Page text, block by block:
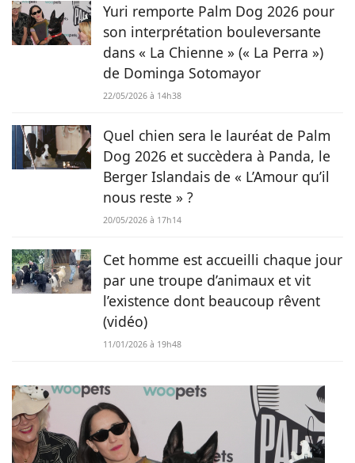
Yuri remporte Palm Dog 2026 pour
son interprétation bouleversante
dans « La Chienne » (« La Perra »)
de Dominga Sotomayor
22/05/2026 à 14h38
Quel chien sera le lauréat de Palm
Dog 2026 et succèdera à Panda, le
Berger Islandais de « L’Amour qu’il
nous reste » ?
20/05/2026 à 17h14
Cet homme est accueilli chaque jour
par une troupe d’animaux et vit
l’existence dont beaucoup rêvent
(vidéo)
11/01/2026 à 19h48